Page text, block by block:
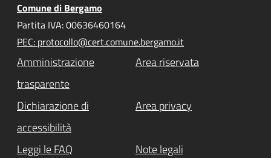
Comune di Bergamo
Partita IVA: 00636460164
PEC: protocollo@cert.comune.bergamo.it
Amministrazione
trasparente
Area riservata
Dichiarazione di
accessibilità
Area privacy
Leggi le FAQ Note legali